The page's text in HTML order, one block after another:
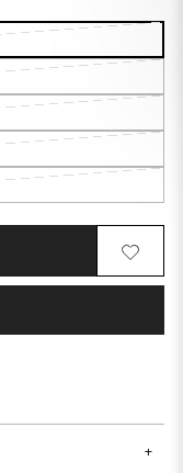
Lägg
till
Ta
bort
+